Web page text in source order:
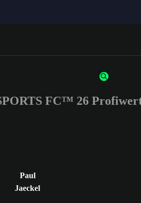
3 Zeichen oder Ziffern ein
FC™ 26
Paul
Jaeckel